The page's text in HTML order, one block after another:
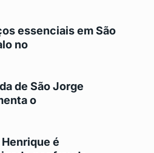
essenciais em São
no
de São Jorge
o
é